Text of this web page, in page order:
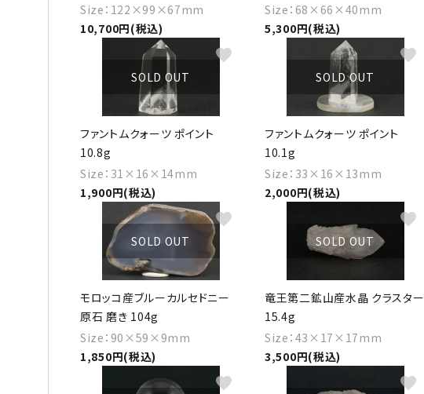
Size：122×99×67mm
10,700円(税込)
Size：68×66×40mm
5,300円(税込)
SOLD OUT
ファントムクォーツ ポイント
10.8g
Size：31×16×14mm
1,900円(税込)
favorite
SOLD OUT
ファントムクォーツ ポイント
10.1g
Size：33×16×13mm
2,000円(税込)
favorite
SOLD OUT
モロッコ産ブルーカルセドニー
原石 磨き 104g
Size：90×59×9mm
1,850円(税込)
favorite
SOLD OUT
竜王第二鉱山産水晶 クラスター
15.4g
Size：43×17×17mm
3,500円(税込)
favorite
favorite favorite